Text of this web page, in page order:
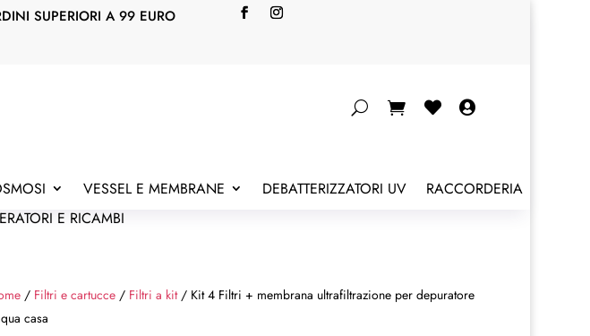
SUPERIORI A 99 EURO
 
VESSEL E MEMBRANE DEBATTERIZZATORI UV
RACCORDERIA
E RICAMBI
/ Filtri e cartucce / Filtri a kit/ Kit 4 Filtri + membrana ultrafiltrazione per depuratore
casa